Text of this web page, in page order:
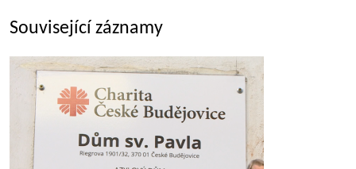
Související záznamy